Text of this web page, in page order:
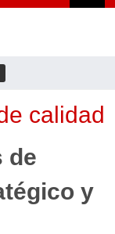
calidad
de
y